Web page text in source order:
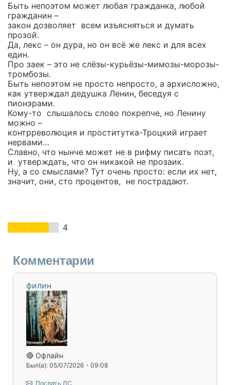
Быть непоэтом может любая гражданка, любой
гражданин –
закон дозволяет всем изъясняться и думать
прозой.
Да, лекс – он дура, но он всё же лекс и для всех
един.
Про заек – это не слёзы-курьёзы-мимозы-морозы-
тромбозы.
Быть непоэтом не просто непросто, а архисложно,
как утверждал дедушка Ленин, беседуя с
пионэрами.
Кому-то слышалось слово покрепче, но Ленину
можно –
контрреволюция и проститутка-Троцкий играет
нервами…
Славно, что нынче может не в рифму писать поэт,
и утверждать, что он никакой не прозаик.
Ну, а со смыслами? Тут очень просто: если их нет,
значит, они, сто процентов, не пострадают.
4
Комментарии
филин
🔴 Офлайн
Был(а): 05/07/2026 - 09:08
Послать ЛС